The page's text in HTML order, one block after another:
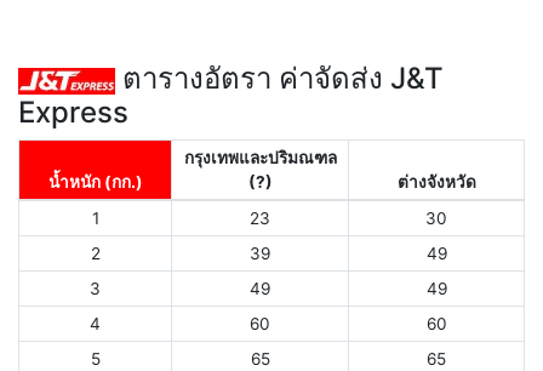
ตารางอัตรา ค่าจัดส่ง J&T
Express
น้ำหนัก (กก.)
กรุงเทพและปริมณฑล
(?)
ต่างจังหวัด
1
23
30
2
39
49
3
49
49
4
60
60
5
65
65